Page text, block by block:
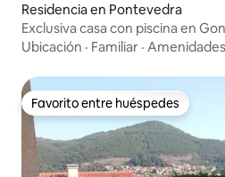
Residencia en Pontevedra
Exclusiva casa con piscina en
Ubicación · Familiar · Amenidades
Favorito entre huéspedes
Favorito entre huéspedes